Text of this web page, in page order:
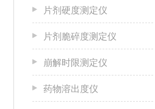
片剂硬度测定仪
片剂脆碎度测定仪
崩解时限测定仪
药物溶出度仪